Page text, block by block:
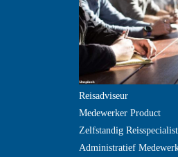
Reisadviseur
Medewerker Product
Zelfstandig Reisspecialist
Administratief